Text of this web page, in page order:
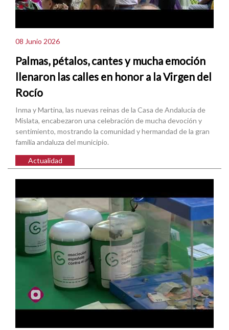
08 Junio 2026
Palmas, pétalos, cantes y mucha emoción
llenaron las calles en honor a la Virgen del
Rocío
Inma y Martina, las nuevas reinas de la Casa de Andalucía de
Mislata, encabezaron una celebración de mucha devoción y
sentimiento, mostrando la comunidad y hermandad de la gran
familia andaluza del municipio.
Actualidad